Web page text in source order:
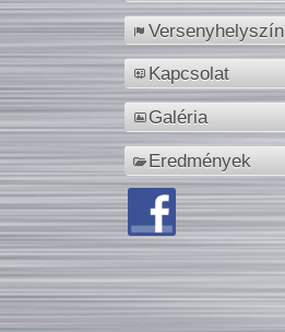
Versenyhelyszín
Kapcsolat
Galéria
Eredmények